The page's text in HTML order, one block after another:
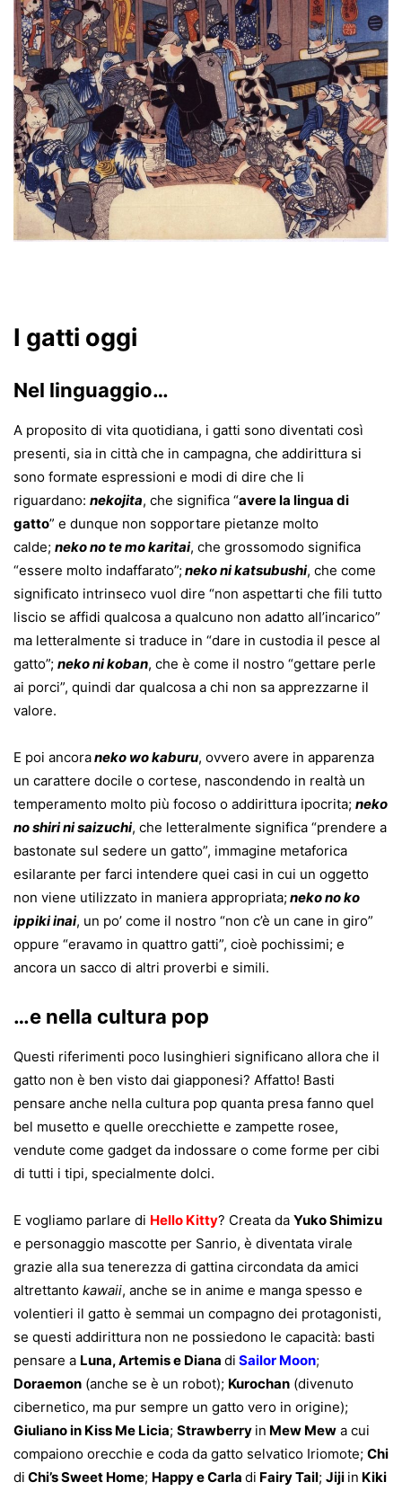
I gatti oggi
Nel linguaggio…
A proposito di vita quotidiana, i gatti sono diventati così
presenti, sia in città che in campagna, che addirittura si
sono formate espressioni e modi di dire che li
riguardano: nekojita, che significa “avere la lingua di
gatto” e dunque non sopportare pietanze molto
calde; neko no te mo karitai, che grossomodo significa
“essere molto indaffarato”; neko ni katsubushi, che come
significato intrinseco vuol dire “non aspettarti che fili tutto
liscio se affidi qualcosa a qualcuno non adatto all’incarico”
ma letteralmente si traduce in “dare in custodia il pesce al
gatto”; neko ni koban, che è come il nostro “gettare perle
ai porci”, quindi dar qualcosa a chi non sa apprezzarne il
valore.
E poi ancoraneko wo kaburu, ovvero avere in apparenza
un carattere docile o cortese, nascondendo in realtà un
temperamento molto più focoso o addirittura ipocrita; neko
no shiri ni saizuchi, che letteralmente significa “prendere a
bastonate sul sedere un gatto”, immagine metaforica
esilarante per farci intendere quei casi in cui un oggetto
non viene utilizzato in maniera appropriata; neko no ko
ippiki inai, un po’ come il nostro “non c’è un cane in giro”
oppure “eravamo in quattro gatti”, cioè pochissimi; e
ancora un sacco di altri proverbi e simili.
…e nella cultura pop
Questi riferimenti poco lusinghieri significano allora che il
gatto non è ben visto dai giapponesi? Affatto! Basti
pensare anche nella cultura pop quanta presa fanno quel
bel musetto e quelle orecchiette e zampette rosee,
vendute come gadget da indossare o come forme per cibi
di tutti i tipi, specialmente dolci.
E vogliamo parlare di Hello Kitty? Creata da Yuko Shimizu
e personaggio mascotte per Sanrio, è diventata virale
grazie alla sua tenerezza di gattina circondata da amici
altrettanto kawaii, anche se in anime e manga spesso e
volentieri il gatto è semmai un compagno dei protagonisti,
se questi addirittura non ne possiedono le capacità: basti
pensare a Luna, Artemis e Diana di Sailor Moon;
Doraemon (anche se è un robot); Kurochan (divenuto
cibernetico, ma pur sempre un gatto vero in origine);
Giuliano in Kiss Me Licia; Strawberry in Mew Mew a cui
compaiono orecchie e coda da gatto selvatico Iriomote; Chi
di Chi’s Sweet Home; Happy e Carla di Fairy Tail; Jiji in Kiki